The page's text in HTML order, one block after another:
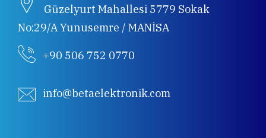
Güzelyurt Mahallesi 5779 Sokak
No:29/A Yunusemre / MANİSA
+90 506 752 0770
info@betaelektronik.com